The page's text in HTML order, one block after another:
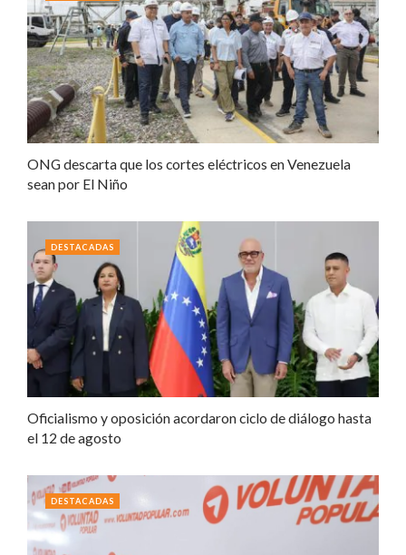
ONG descarta que los cortes eléctricos en Venezuela
sean por El Niño
Oficialismo y oposición acordaron ciclo de diálogo hasta
el 12 de agosto
DESTACADAS
DESTACADAS